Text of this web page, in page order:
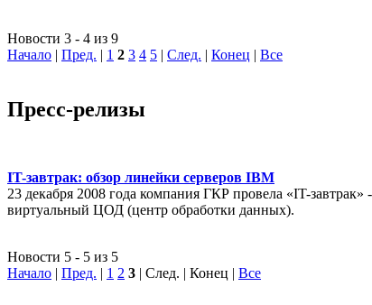
Новости 3 - 4 из 9
Начало | Пред. | 1 2 3 4 5 | След. | Конец | Все
Пресс-релизы
IT-завтрак: обзор линейки серверов IBM
23 декабря 2008 года компания ГКР провела «IT-
виртуальный ЦОД (центр обработки данных).
Новости 5 - 5 из 5
Начало | Пред. | 1 2 3 | След. | Конец | Все